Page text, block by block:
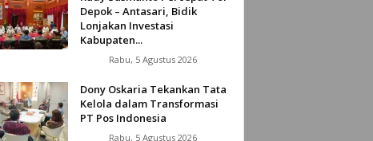
Depok – Antasari, Bidik
Lonjakan Investasi
Kabupaten...
Rabu, 5 Agustus 2026
Dony Oskaria Tekankan Tata
Kelola dalam Transformasi
PT Pos Indonesia
Rabu, 5 Agustus 2026